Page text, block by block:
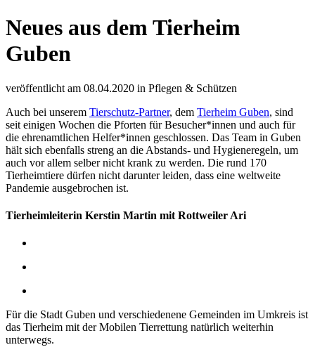
Neues aus dem Tierheim
Guben
veröffentlicht am 08.04.2020 in Pflegen & Schützen
Auch bei unserem Tierschutz-Partner, dem Tierheim Guben, sind
seit einigen Wochen die Pforten für Besucher*innen und auch für
die ehrenamtlichen Helfer*innen geschlossen. Das Team in Guben
hält sich ebenfalls streng an die Abstands- und Hygieneregeln, um
auch vor allem selber nicht krank zu werden. Die rund 170
Tierheimtiere dürfen nicht darunter leiden, dass eine weltweite
Pandemie ausgebrochen ist.
Tierheimleiterin Kerstin Martin mit Rottweiler Ari
Für die Stadt Guben und verschiedenene Gemeinden im Umkreis ist
das Tierheim mit der Mobilen Tierrettung natürlich weiterhin
unterwegs.